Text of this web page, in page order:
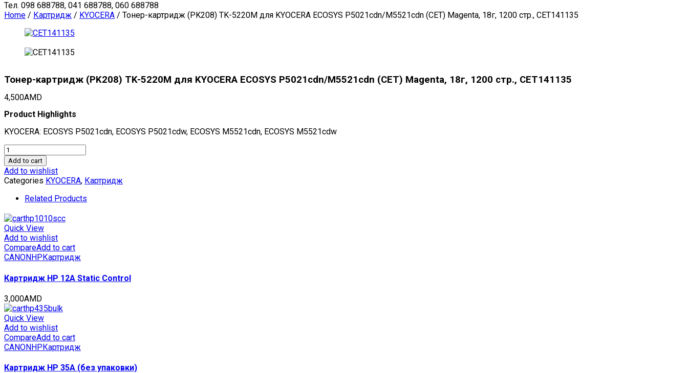
Тел. 098 688788, 041 688788, 060 688788
Home / Картридж / KYOCERA / Тонер-картридж (PK208) TK-5220M для KYOCERA ECOSYS P5021cdn/M5521cdn (CET) Magenta, 18г, 1200 стр., CET141135
Тонер-картридж (PK208) TK-5220M для KYOCERA ECOSYS P5021cdn/M5521cdn (CET) Magenta, 18г, 1200 стр., CET141135
4,500AMD
Product Highlights
KYOCERA: ECOSYS P5021cdn, ECOSYS P5021cdw, ECOSYS M5521cdn, ECOSYS M5521cdw
Тонер-
картридж
(PK208)
TK-
5220M
для
ECOSYS
P5021cdn/M5521cdn
(CET)
Magenta,
18г,
стр.,
CET141135
quantity
Add to cart
Add to wishlist
Categories KYOCERA, Картридж
Related Products
Quick View
Add to wishlist
CompareAdd to cart
CANON HP Картридж
Картридж HP 12A Static Control
3,000AMD
Quick View
Add to wishlist
CompareAdd to cart
CANONHPКартридж
Картридж HP 35A (без упаковки)